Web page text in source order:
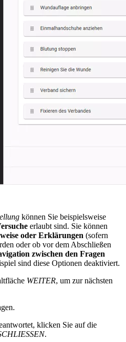
können Sie beispielsweise
erlaubt sind. Sie können
oder Erklärungen (sofern
oder ob vor dem Abschließen
zwischen den Fragen
sind diese Optionen deaktiviert.
WEITER, um zur nächsten
klicken Sie auf die
.